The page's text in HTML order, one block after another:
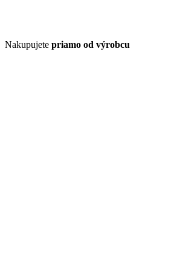
Nakupujete priamo od výrobcu